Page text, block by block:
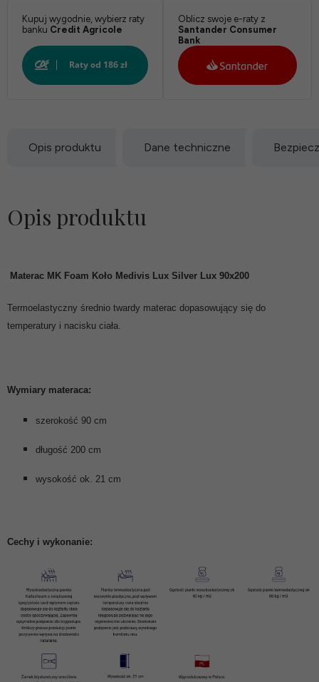
Kupuj wygodnie, wybierz raty
banku Credit Agricole
Oblicz swoje e-raty z
Santander Consumer
Bank
Opis produktu Dane techniczne
Opis produktu
Materac MK Foam Koło Medivis Lux Silver Lux 90x200
Termoelastyczny średnio twardy materac dopasowujący się do
temperatury i nacisku ciała.
Wymiary materaca:
szerokość 90 cm
długość 200 cm
wysokość ok. 21 cm
Cechy i wykonanie: